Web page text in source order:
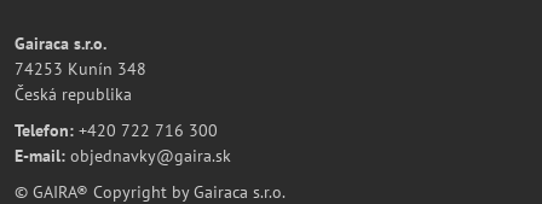
Gairaca s.r.o.
74253 Kunín 348
Česká republika
Telefon: +420 722 716 300
E-mail: objednavky@gaira.sk
© GAIRA® Copyright by Gairaca s.r.o.